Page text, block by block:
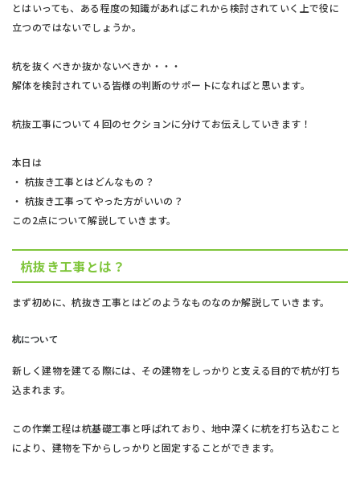
とはいっても、ある程度の知識があればこれから検討されていく上で役に
立つのではないでしょうか。
杭を抜くべきか抜かないべきか・・・
解体を検討されている皆様の判断のサポートになればと思います。
杭抜工事について４回のセクションに分けてお伝えしていきます！
本日は
・ 杭抜き工事とはどんなもの？
・ 杭抜き工事ってやった方がいいの？
この2点について解説していきます。
杭抜き工事とは？
まず初めに、杭抜き工事とはどのようなものなのか解説していきます。
杭について
新しく建物を建てる際には、その建物をしっかりと支える目的で杭が打ち
込まれます。
この作業工程は杭基礎工事と呼ばれており、地中深くに杭を打ち込むこと
により、建物を下からしっかりと固定することができます。